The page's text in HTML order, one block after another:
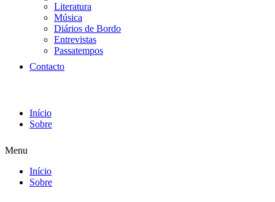
Literatura
Música
Diários de Bordo
Entrevistas
Passatempos
Contacto
Início
Sobre
Menu
Início
Sobre